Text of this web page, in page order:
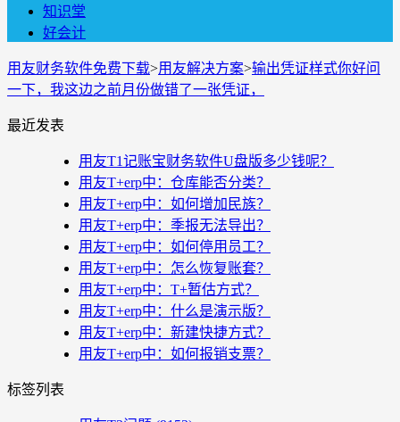
知识堂
好会计
用友财务软件免费下载>用友解决方案>输出凭证样式你好问
一下，我这边之前月份做错了一张凭证，
最近发表
用友T1记账宝财务软件U盘版多少钱呢？
用友T+erp中：仓库能否分类？
用友T+erp中：如何增加民族？
用友T+erp中：季报无法导出？
用友T+erp中：如何停用员工？
用友T+erp中：怎么恢复账套？
用友T+erp中：T+暂估方式？
用友T+erp中：什么是演示版？
用友T+erp中：新建快捷方式？
用友T+erp中：如何报销支票？
标签列表